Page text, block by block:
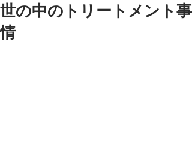
世の中のトリートメント事
情